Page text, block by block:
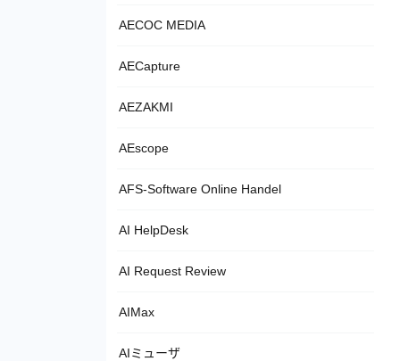
AECOC MEDIA
AECapture
AEZAKMI
AEscope
AFS-Software Online Handel
AI HelpDesk
AI Request Review
AIMax
AIミューザ